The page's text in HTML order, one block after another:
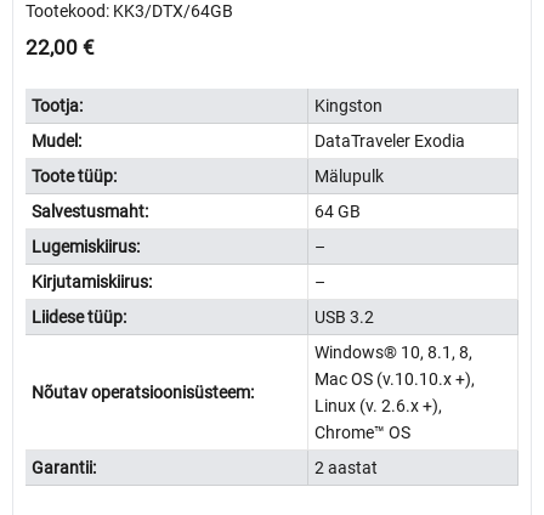
Tootekood: KK3/DTX/64GB
22,00 €
Tootja:
Kingston
Mudel:
DataTraveler Exodia
Toote tüüp:
Mälupulk
Salvestusmaht:
64 GB
Lugemiskiirus:
–
Kirjutamiskiirus:
–
Liidese tüüp:
USB 3.2
Nõutav operatsioonisüsteem:
Windows® 10, 8.1, 8,
Mac OS (v.10.10.x +),
Linux (v. 2.6.x +),
Chrome™ OS
Garantii:
2 aastat